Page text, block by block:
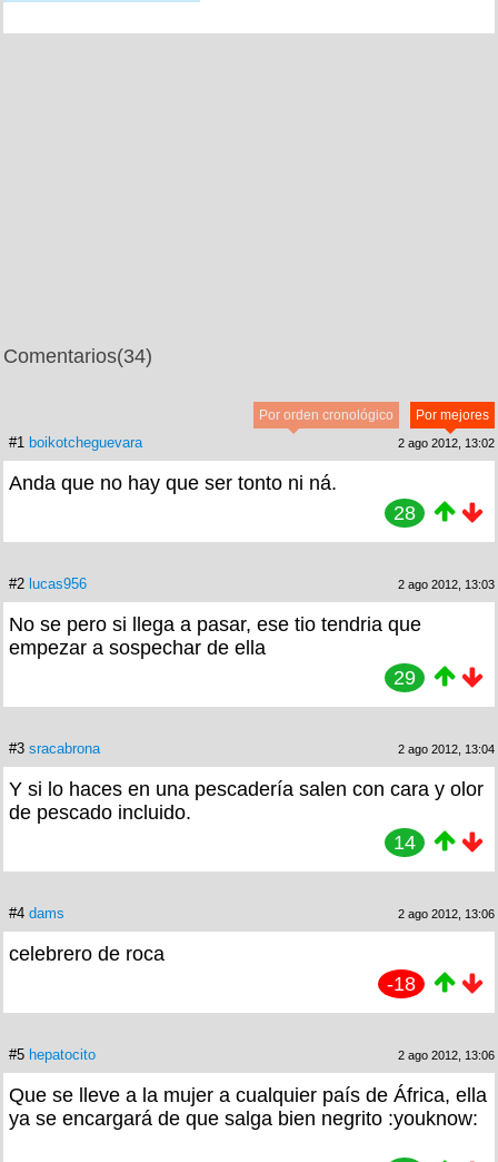
Comentarios(34)
Por mejores
Por orden cronológico
#1 boikotcheguevara 2 ago 2012, 13:02
Anda que no hay que ser tonto ni ná.
28
#2 lucas956 2 ago 2012, 13:03
No se pero si llega a pasar, ese tio tendria que
empezar a sospechar de ella
29
#3 sracabrona 2 ago 2012, 13:04
Y si lo haces en una pescadería salen con cara y olor
de pescado incluido.
14
#4 dams 2 ago 2012, 13:06
celebrero de roca
-18
#5 hepatocito 2 ago 2012, 13:06
Que se lleve a la mujer a cualquier país de África, ella
ya se encargará de que salga bien negrito :youknow: